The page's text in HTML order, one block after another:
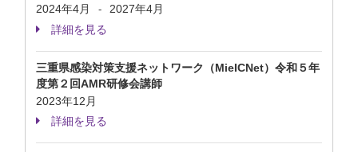
2024年4月 -
2027年4月
詳細を見る
三重県感染対策支援ネットワーク（MieICNet）令和５年
度第２回AMR研修会講師
2023年12月
詳細を見る